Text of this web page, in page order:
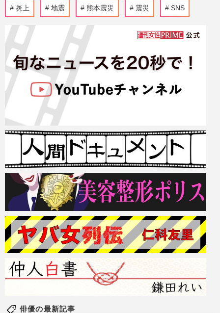
炎上 地震 熊本震災 震災 SNS
俳優の最新記事